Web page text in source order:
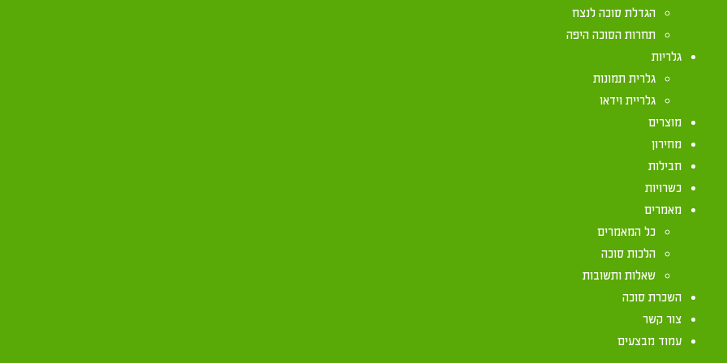
הגדלת סוכה לנצח
תחרות הסוכה היפה
גלריות
גלרית תמונות
גלריית וידאו
מוצרים
מחירון
חבילות
כשרויות
מאמרים
כל המאמרים
הלכות סוכה
שאלות ותשובות
השכרת סוכה
צור קשר
עמוד מבצעים
כתב בש"ע (סימן תרלב ס"א) שסכך פסול הנמצא באמצע הסכך פוסל את הסוכה אם יש בו ד' טפחים. ואם הוא פחות מד'
כשאין בסכך הפסול רוחב ד' טפחים, מ"מ אסור לישב תחתיו אלא אם כן הוא פחות מג' טפחים, וסיים שלכן יש להחמיר בזה
לכתחילה). אמנם כתב הרמ"א (שם ס"ב) שמה שסכך פסול פוסל את כל הסוכה אם יש בו רוחב ד' טפחים היינו דוקא אם הוא